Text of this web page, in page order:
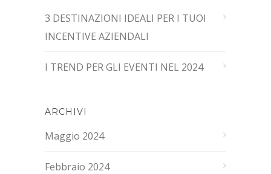
3 DESTINAZIONI IDEALI PER I TUOI
INCENTIVE AZIENDALI
I TREND PER GLI EVENTI NEL 2024
ARCHIVI
Maggio 2024
Febbraio 2024